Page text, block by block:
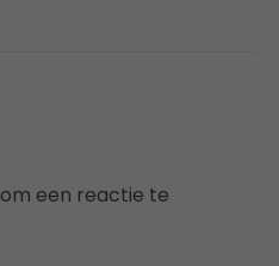
om een reactie te